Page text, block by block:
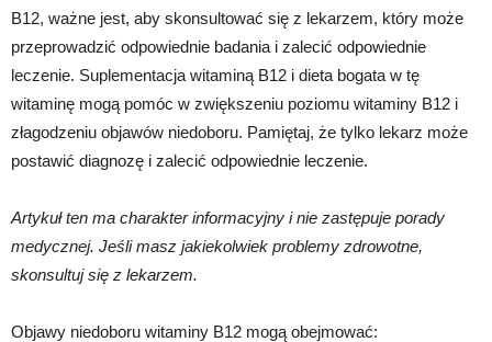
B12, ważne jest, aby skonsultować się z lekarzem, który może
przeprowadzić odpowiednie badania i zalecić odpowiednie
leczenie. Suplementacja witaminą B12 i dieta bogata w tę
witaminę mogą pomóc w zwiększeniu poziomu witaminy B12 i
złagodzeniu objawów niedoboru. Pamiętaj, że tylko lekarz może
postawić diagnozę i zalecić odpowiednie leczenie.
Artykuł ten ma charakter informacyjny i nie zastępuje porady
medycznej. Jeśli masz jakiekolwiek problemy zdrowotne,
skonsultuj się z lekarzem.
Objawy niedoboru witaminy B12 mogą obejmować: